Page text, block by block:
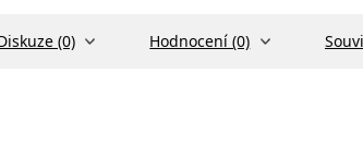
(0) Hodnocení (0)